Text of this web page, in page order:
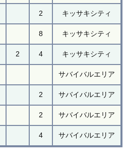
2 キッサキシティ
8 キッサキシティ
2 4 キッサキシティ
サバイバルエリア
2 サバイバルエリア
2 サバイバルエリア
4 サバイバルエリア